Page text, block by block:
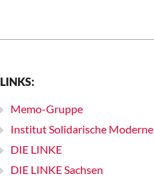
LINKS:
Memo-Gruppe
Institut Solidarische Moderne
DIE LINKE
DIE LINKE Sachsen